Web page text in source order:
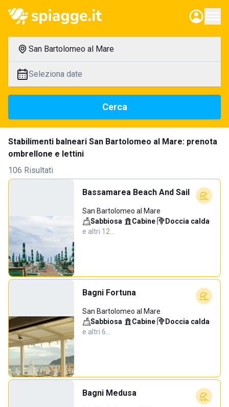
San Bartolomeo al Mare
Seleziona date
Cerca
Stabilimenti balneari San Bartolomeo al Mare: prenota
ombrellone e lettini
106 Risultati
Bassamarea Beach And Sail
San Bartolomeo al Mare
Sabbiosa· Cabine· Doccia calda·
e altri 12…
Bagni Fortuna
San Bartolomeo al Mare
Sabbiosa· Cabine· Doccia calda·
e altri 6…
Bagni Medusa